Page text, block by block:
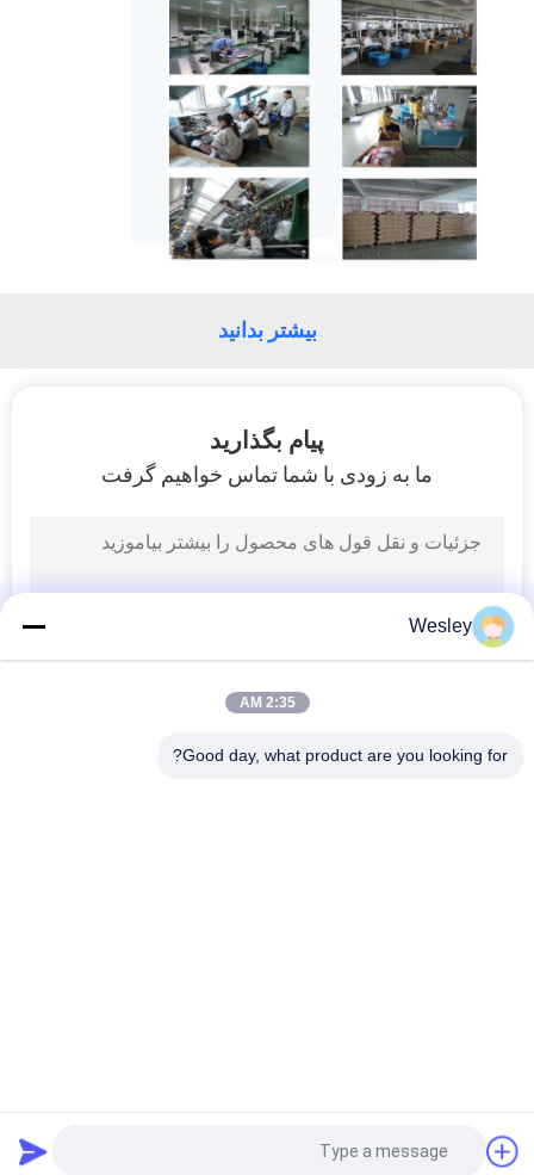
نقشه
سایت
سیاست
حفظ
حریم
خصوصی
بیشتر بدانید
پیام بگذارید
ما به زودی با شما تماس خواهیم گرفت
درخواست نقل قول
Wesley
2:35 AM
Good day, what product are you looking for?